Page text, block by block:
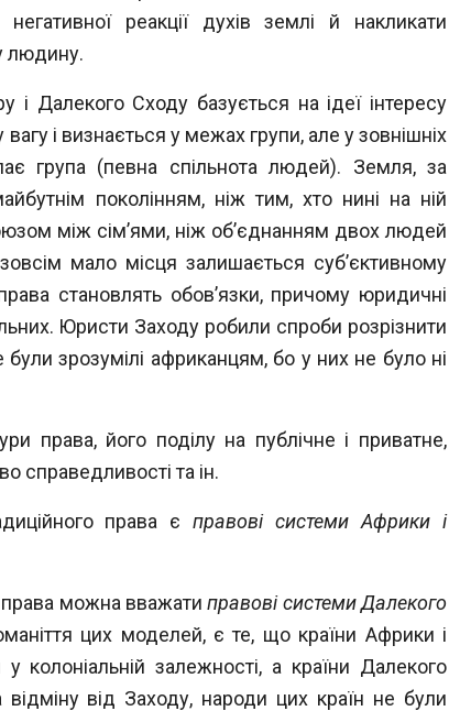
ної реакції духів землі й накликати
людину.
і Далекого Сходу базується на ідеї інтересу
і визнається у межах групи, але у зовнішніх
група (певна спільноталюдей). Земля, за
поколінням, ніж тим, хто нині на ній
між сім’ями, ніж об’єднанням двох людей
мало місця залишається суб’єктивному
становлять обов’язки, причому юридичні
Юристи Заходу робили спроби розрізнити
були зрозумілі африканцям, бо у них не було ні
права, його поділу на публічне і приватне,
справедливості та ін.
права єправові системи Африки і
права можна вважатиправові системи Далекого
цих моделей, єте, що країни Африки і
колоніальнійзалежності, а країни Далекого
від Заходу, народи цих країн не були